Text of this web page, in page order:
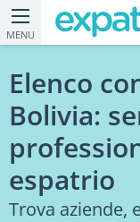
MENU
Elenco
Bolivia:
espatrio
Trova aziende,